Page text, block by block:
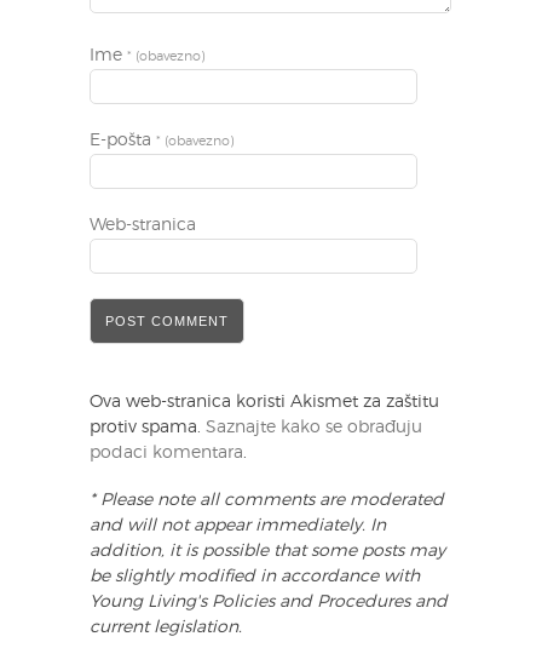
Ime * (obavezno)
E-pošta * (obavezno)
Web-stranica
Ova web-stranica koristi Akismet za zaštitu
protiv spama. Saznajte kako se obrađuju
podaci komentara.
* Please note all comments are moderated
and will not appear immediately. In
addition, it is possible that some posts may
be slightly modified in accordance with
Young Living's Policies and Procedures and
current legislation.